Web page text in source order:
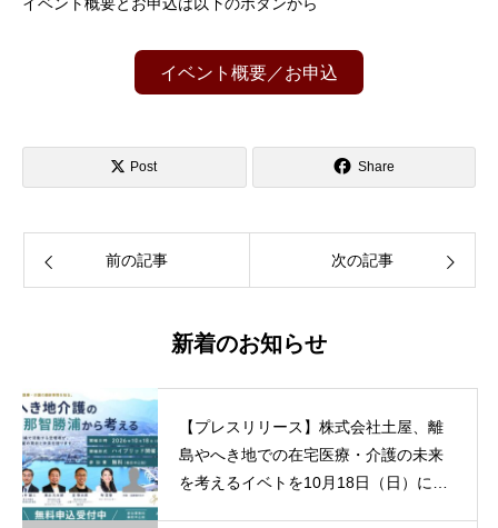
イベント概要／お申込
Post Share
前の記事 次の記事
新着のお知らせ
【プレスリリース】株式会社土屋、離
島やへき地での在宅医療・介護の未来
を考えるイベトを10月18日（日）に和